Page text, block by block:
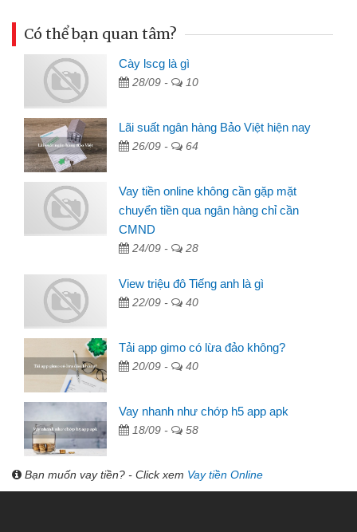
Có thể bạn quan tâm?
Cày lscg là gì
28/09 - 10
Lãi suất ngân hàng Bảo Việt hiện nay
26/09 - 64
Vay tiền online không cần gặp mặt
chuyển tiền qua ngân hàng chỉ cần
CMND
24/09 - 28
View triệu đô Tiếng anh là gì
22/09 - 40
Tải app gimo có lừa đảo không?
20/09 - 40
Vay nhanh như chớp h5 app apk
18/09 - 58
Bạn muốn vay tiền? - Click xem Vay tiền Online